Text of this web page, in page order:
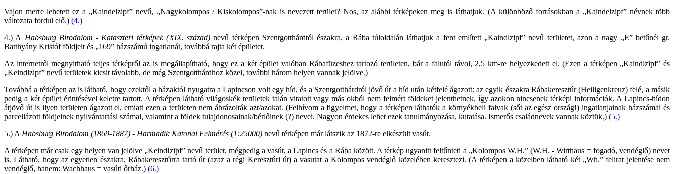
Vajon merre lehetett ez a „Kaindelzipf” nevű, „Nagykolompos / Kiskolompos”-nak is nevezett terület? Nos, az alábbi térképeken meg is láthatjuk. (A különböző forrásokban a „Kaindelzipf” névnek több
változata fordul elő.) (4.)
4.) A Habsburg Birodalom - Kataszteri térképek (XIX. század) nevű térképen Szentgotthárdtól északra, a Rába túloldalán láthatjuk a fent említett „Kaindlzipf” nevű területet, azon a nagy „E” betűnél gr.
Batthyány Kristóf földjeit és „169” házszámú ingatlanát, továbbá rajta két épületet.
Az internetről megnyitható teljes térképről az is megállapítható, hogy ez a két épület valóban Rábafüzeshez tartozó területen, bár a falutól távol, 2,5 km-re helyezkedett el. (Ezen a térképen „Kaindlzipf” és
„Keindlzipf” nevű területek kicsit távolabb, de még Szentgotthárdhoz közel, további három helyen vannak jelölve.)
Továbbá a térképen az is látható, hogy ezektől a házaktól nyugatra a Lapincson volt egy híd, és a Szentgotthárdról jövő út a híd után kétfelé ágazott: az egyik északra Rábakeresztúr (Heiligenkreuz) felé, a másik
pedig a két épület érintésével keletre tartott. A térképen látható világoskék területek talán vitatott vagy más okból nem felmért földeket jelenthetnek, így azokon nincsenek térképi információk. A Lapincs-hídon
átjövő út is ilyen területen ágazott el, emiatt ezen a területen nem ábrázolták azt/azokat. (Felhívom a figyelmet, hogy a térképen láthatók a környékbeli falvak (sőt az egész ország!) ingatlanjainak házszámai és
parcellázott földjeinek nyilvántartási számai, valamint a földek tulajdonosainak/bérlőinek (?) nevei. Nagyon érdekes lehet ezek tanulmányozása, kutatása. Ismerős családnevek vannak köztük.) (5.)
5.) A Habsburg Birodalom (1869-1887) - Harmadik Katonai Felmérés (1:25000) nevű térképen már látszik az 1872-re elkészült vasút.
A térképen már csak egy helyen van jelölve „Keindlzipf” nevű terület, mégpedig a vasút, a Lapincs és a Rába között. A térkép ugyanitt feltűnteti a „Kolompos W.H.” (W.H. - Wirthaus = fogadó, vendéglő) nevet
is. Látható, hogy az egyetlen északra, Rábakeresztúrra tartó út (azaz a régi Keresztúri út) a vasutat a Kolompos vendéglő közelében keresztezi. (A térképen a közelben látható két „Wh.” felirat jelentése nem
vendéglő, hanem: Wachhaus = vasúti őrház.) (6.)